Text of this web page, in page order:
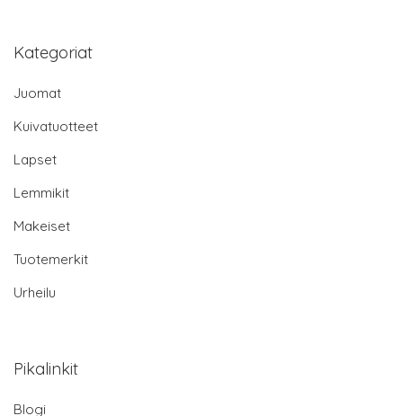
Kategoriat
Juomat
Kuivatuotteet
Lapset
Lemmikit
Makeiset
Tuotemerkit
Urheilu
Pikalinkit
Blogi